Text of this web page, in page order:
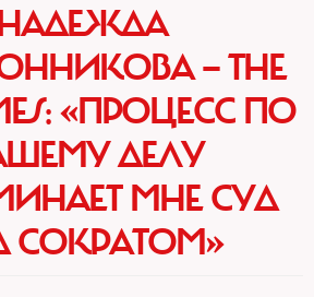
— THE
«ПРОЦЕСС ПО
ДЕЛУ
МНЕ СУД
СОКРАТОМ»